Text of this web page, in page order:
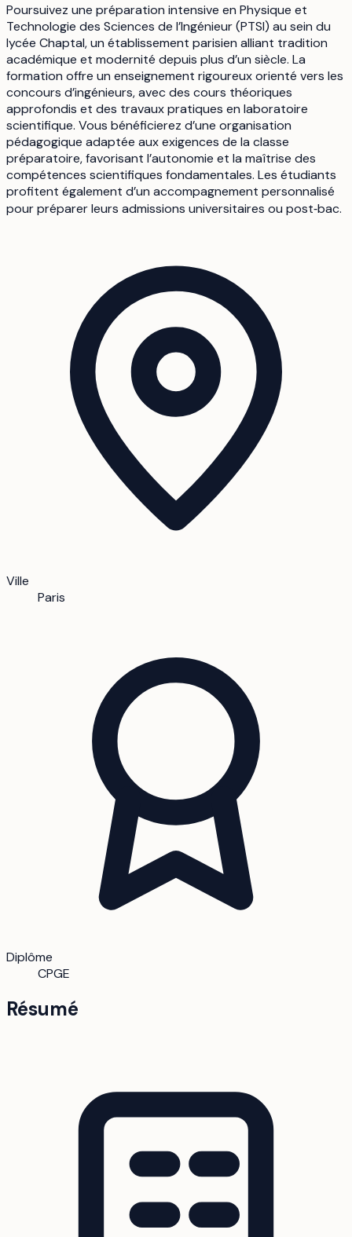
Poursuivez une préparation intensive en Physique et
Technologie des Sciences de l’Ingénieur (PTSI) au sein du
lycée Chaptal, un établissement parisien alliant tradition
académique et modernité depuis plus d’un siècle. La
formation offre un enseignement rigoureux orienté vers les
concours d’ingénieurs, avec des cours théoriques
approfondis et des travaux pratiques en laboratoire
scientifique. Vous bénéficierez d’une organisation
pédagogique adaptée aux exigences de la classe
préparatoire, favorisant l’autonomie et la maîtrise des
compétences scientifiques fondamentales. Les étudiants
profitent également d’un accompagnement personnalisé
pour préparer leurs admissions universitaires ou post‑bac.
Ville
Paris
Diplôme
CPGE
Résumé